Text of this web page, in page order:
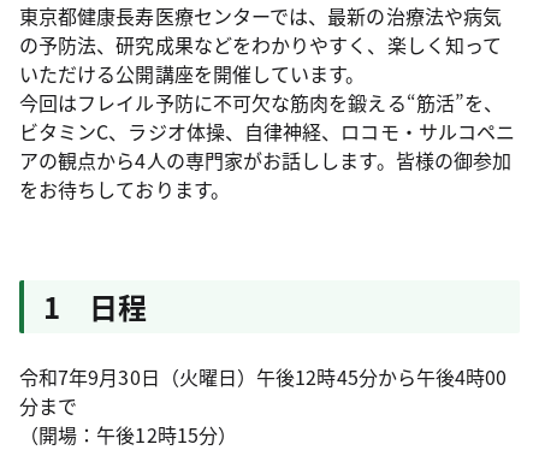
東京都健康長寿医療センターでは、最新の治療法や病気
の予防法、研究成果などをわかりやすく、楽しく知って
いただける公開講座を開催しています。
今回はフレイル予防に不可欠な筋肉を鍛える“筋活”を、
ビタミンC、ラジオ体操、自律神経、ロコモ・サルコペニ
アの観点から4人の専門家がお話しします。皆様の御参加
をお待ちしております。
1 日程
令和7年9月30日（火曜日）午後12時45分から午後4時00
分まで
（開場：午後12時15分）